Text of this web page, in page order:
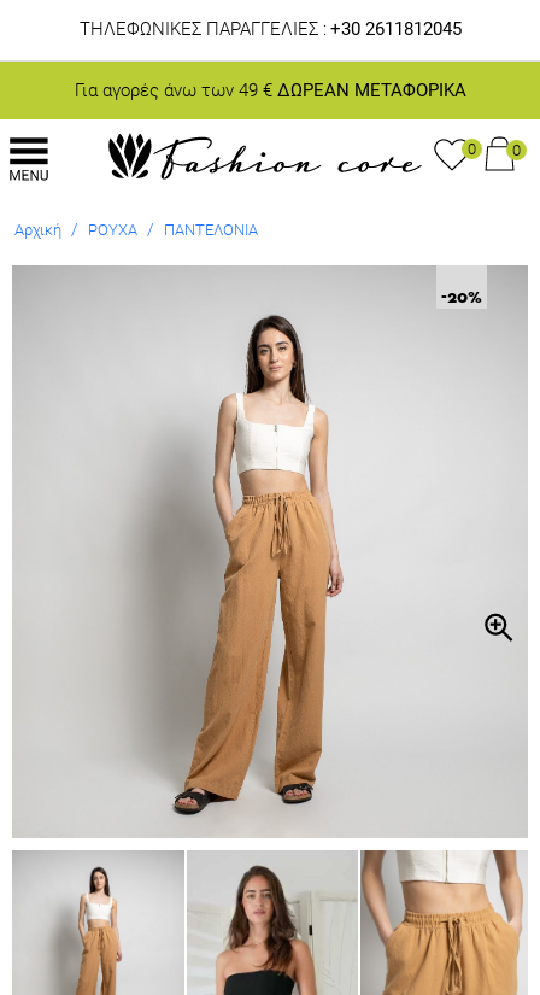
ΤΗΛΕΦΩΝΙΚΕΣ ΠΑΡΑΓΓΕΛΙΕΣ : +30 2611812045
Για αγορές άνω των 49 € ΔΩΡΕΑΝ ΜΕΤΑΦΟΡΙΚΑ
0 0
Αρχική / ΡΟΥΧΑ / ΠΑΝΤΕΛΟΝΙΑ
-20%